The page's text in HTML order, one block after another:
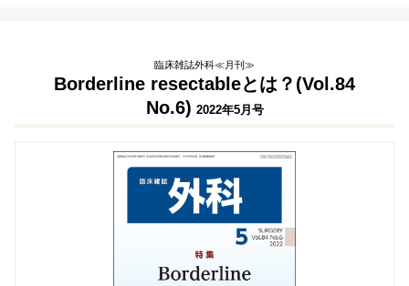
臨床雑誌外科≪月刊≫
Borderline resectableとは？(Vol.84
No.6) 2022年5月号